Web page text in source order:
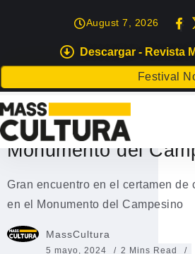
Descargar - Revista
Festival
August 7, 2026
EVENTOS
Gran encuentro en
de cantautor
Monumento del
Gran encuentro en el certamen de
en el Monumento del Campesino
MassCultura
5 mayo, 2024
2 Mins Read